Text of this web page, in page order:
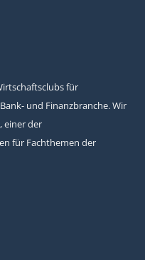
für
und Finanzbranche. Wir
einer der
für Fachthemen der